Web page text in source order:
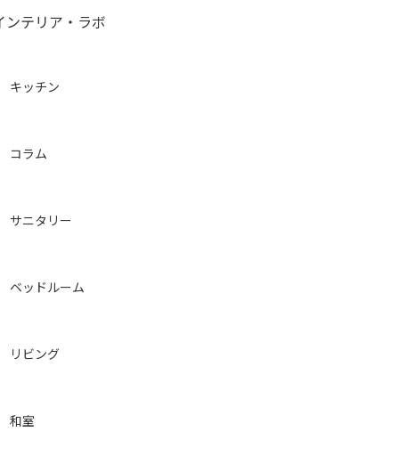
ンテリア・ラボ
キッチン
コラム
サニタリー
ベッドルーム
リビング
和室